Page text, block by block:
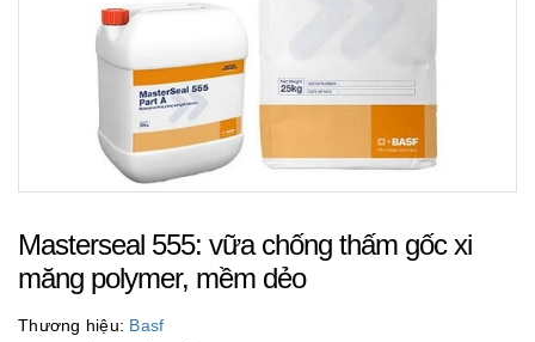
Masterseal 555: vữa chống thấm gốc xi
măng polymer, mềm dẻo
Thương hiệu: Basf